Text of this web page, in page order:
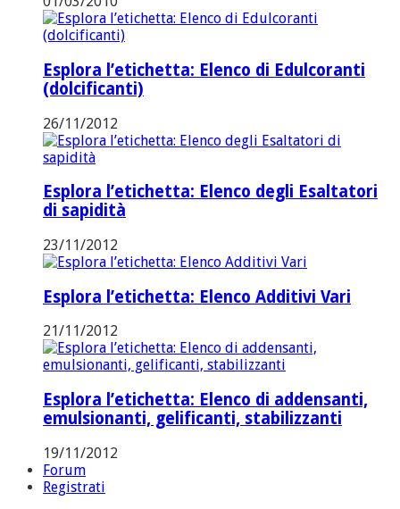
Esplora l’etichetta: Elenco di Edulcoranti
(dolcificanti)
26/11/2012
Esplora l’etichetta: Elenco degli Esaltatori
di sapidità
23/11/2012
Esplora l’etichetta: Elenco Additivi Vari
21/11/2012
Esplora l’etichetta: Elenco di addensanti,
emulsionanti, gelificanti, stabilizzanti
19/11/2012
Forum
Registrati